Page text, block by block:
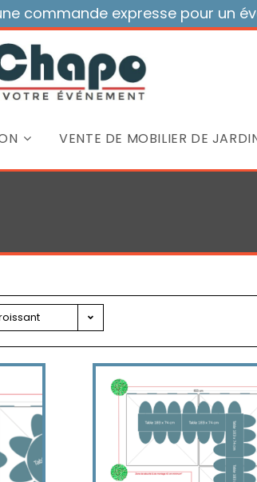
commande expresse pour un
VENTE DE MOBILIER DE